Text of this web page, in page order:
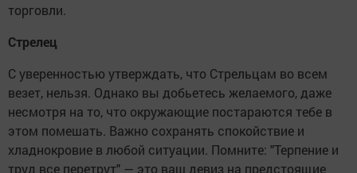
торговли.
Стрелец
С уверенностью утверждать, что Стрельцам во всем
везет, нельзя. Однако вы добьетесь желаемого, даже
несмотря на то, что окружающие постараются тебе в
этом помешать. Важно сохранять спокойствие и
хладнокровие в любой ситуации. Помните: "Терпение и
труд все перетрут" — это ваш девиз на предстоящие